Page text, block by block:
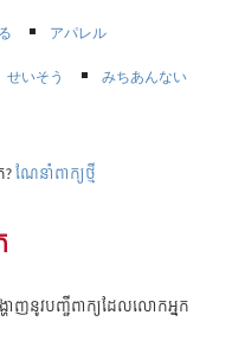
アパレル
せいそう
みちあんない
ណែនាំពាក្យថ្មី
ាញនូវបញ្ជីពាក្យដែលលោកអ្នក